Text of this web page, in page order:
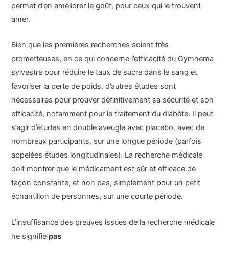
permet d’en améliorer le goût, pour ceux qui le trouvent
amer.
Bien que les premières recherches soient très
prometteuses, en ce qui concerne l’efficacité du Gymnema
sylvestre pour réduire le taux de sucre dans le sang et
favoriser la perte de poids, d’autres études sont
nécessaires pour prouver définitivement sa sécurité et son
efficacité, notamment pour le traitement du diabète. Il peut
s’agir d’études en double aveugle avec placebo, avec de
nombreux participants, sur une longue période (parfois
appelées études longitudinales). La recherche médicale
doit montrer que le médicament est sûr et efficace de
façon constante, et non pas, simplement pour un petit
échantillon de personnes, sur une courte période.
L’insuffisance des preuves issues de la recherche médicale
ne signifiepas